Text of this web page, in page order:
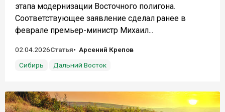
этапа модернизации Восточного полигона.
Соответствующее заявление сделал ранее в
феврале премьер-министр Михаил...
02.04.2026Статья
Арсений Крепов
Сибирь
Дальний Восток